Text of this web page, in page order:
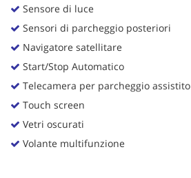
Sensore di luce
Sensori di parcheggio posteriori
Navigatore satellitare
Start/Stop Automatico
Telecamera per parcheggio assistito
Touch screen
Vetri oscurati
Volante multifunzione